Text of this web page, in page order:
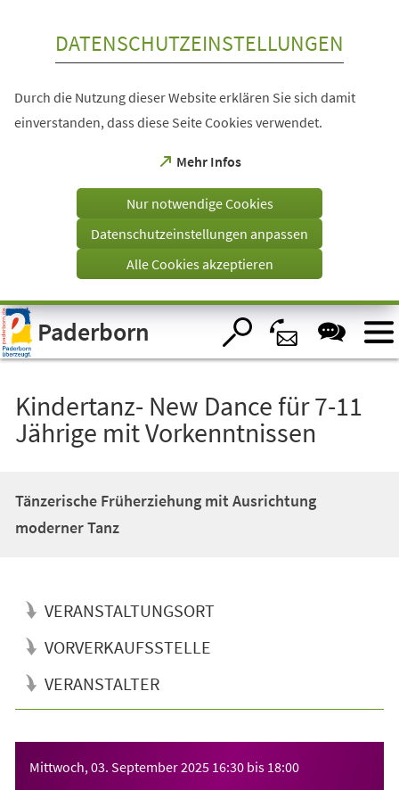
Visuelle
Assistenzsoftware
öffnen.
DATENSCHUTZEINSTELLUNGEN
Durch die Nutzung dieser Website erklären Sie sich damit
einverstanden, dass diese Seite Cookies verwendet.
Mehr Infos
(Öffnet
einem
Tab)
Nur notwendige Cookies
Datenschutzeinstellungen anpassen
Alle Cookies akzeptieren
Paderborn
Kindertanz- New Dance für 7-11
Jährige mit Vorkenntnissen
Tänzerische Früherziehung mit Ausrichtung
moderner Tanz
VERANSTALTUNGSORT
VORVERKAUFSSTELLE
VERANSTALTER
Mittwoch, 03. September 2025 16:30 bis 18:00